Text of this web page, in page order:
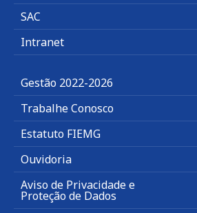
SAC
Intranet
Gestão 2022-2026
Trabalhe Conosco
Estatuto FIEMG
Ouvidoria
Aviso de Privacidade e
Proteção de Dados